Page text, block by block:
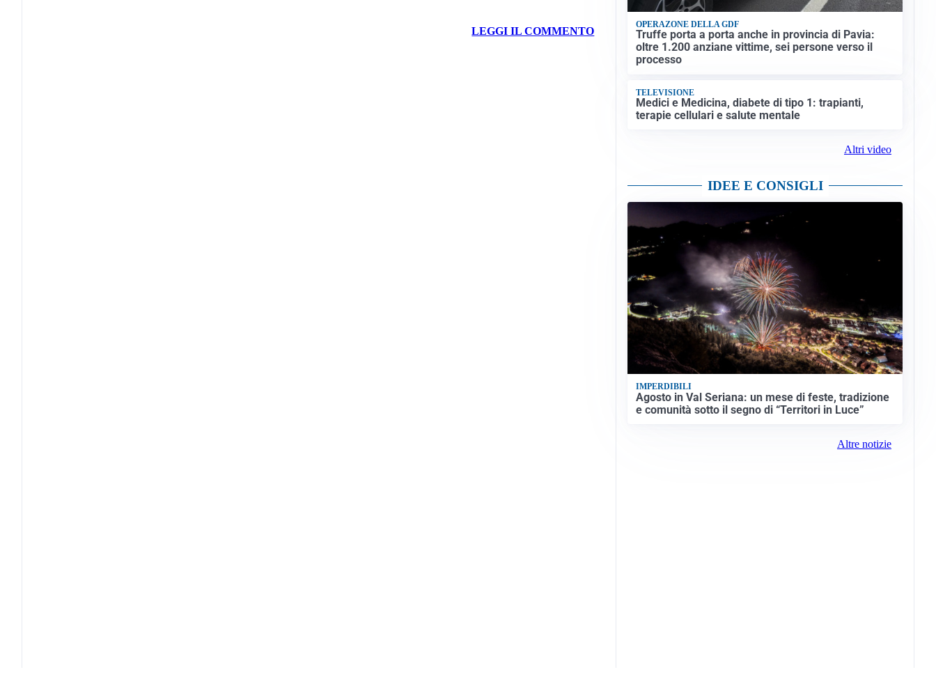
LEGGI IL COMMENTO
OPERAZONE DELLA GDF
Truffe porta a porta anche in provincia di Pavia:
oltre 1.200 anziane vittime, sei persone verso il
processo
TELEVISIONE
Medici e Medicina, diabete di tipo 1: trapianti,
terapie cellulari e salute mentale
Altri video
IDEE E CONSIGLI
IMPERDIBILI
Agosto in Val Seriana: un mese di feste, tradizione
e comunità sotto il segno di “Territori in Luce”
Altre notizie